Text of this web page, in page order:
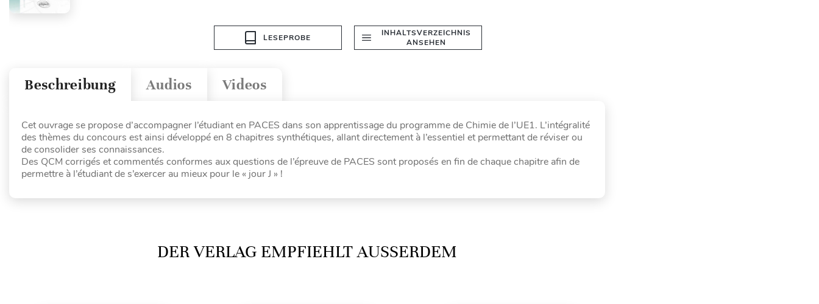
LESEPROBE
INHALTSVERZEICHNIS
ANSEHEN
Videos
Audios
Beschreibung
Cet ouvrage se propose d’accompagner l’étudiant en PACES dans son apprentissage du programme de Chimie de l’UE1. L’intégralité
des thèmes du concours est ainsi développé en 8 chapitres synthétiques, allant directement à l’essentiel et permettant de réviser ou
de consolider ses connaissances.
Des QCM corrigés et commentés conformes aux questions de l’épreuve de PACES sont proposés en fin de chaque chapitre afin de
permettre à l’étudiant de s’exercer au mieux pour le « jour J » !
DER VERLAG EMPFIEHLT AUSSERDEM